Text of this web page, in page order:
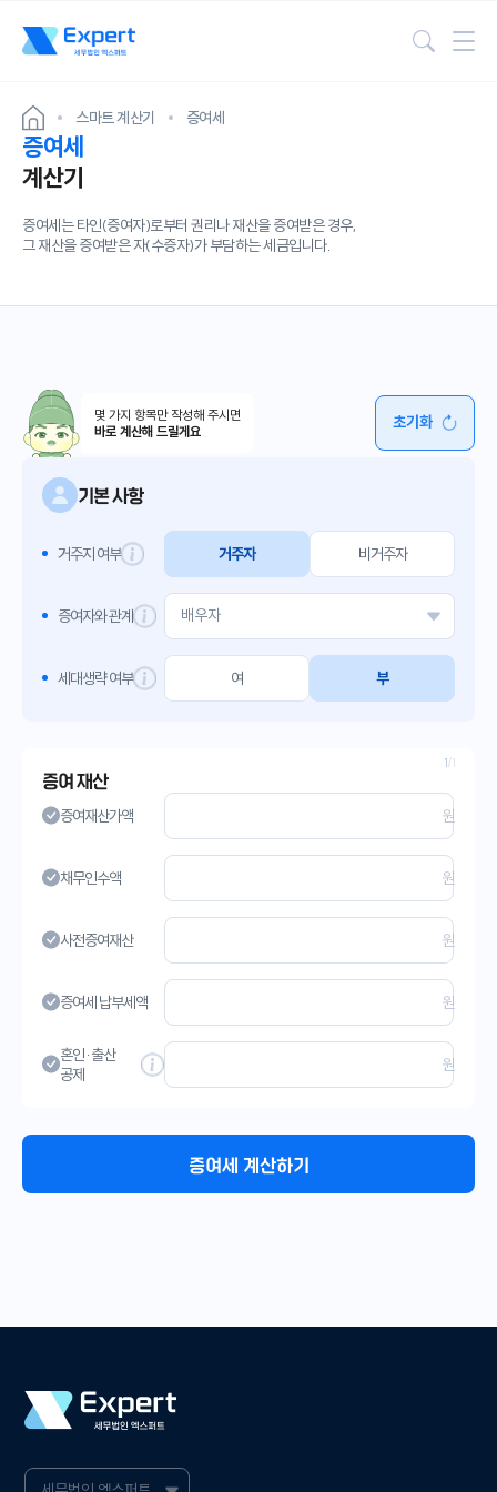
검색
증여세
계산기
증여세는 타인(증여자)로부터 권리나 재산을 증여받은 경우,
그 재산을 증여받은 자(수증자)가 부담하는 세금입니다.
스마트 계산기 증여세
몇 가지 항목만 작성해 주시면
바로 계산해 드릴게요
초기화
기본 사항
거주지 여부 거주자 비거주자
증여자와 관계
세대생략 여부 여 부
증여 재산
1/1
증여재산가액 원
채무인수액 원
사전증여재산 원
증여세 납부세액 원
혼인·출산
공제
원
증여세 계산하기